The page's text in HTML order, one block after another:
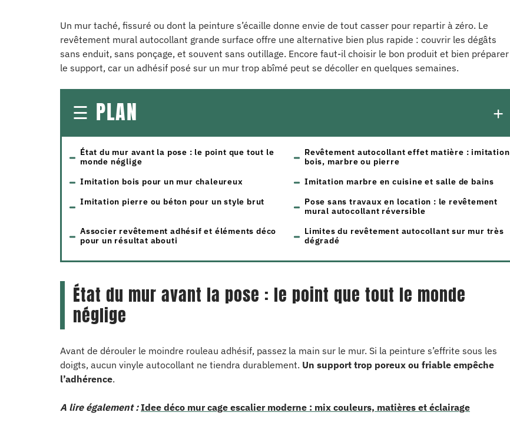
Un mur taché, fissuré ou dont la peinture s’écaille donne envie de tout casser pour repartir à zéro. Le
revêtement mural autocollant grande surface offre une alternative bien plus rapide : couvrir les dégâts
sans enduit, sans ponçage, et souvent sans outillage. Encore faut-il choisir le bon produit et bien préparer
le support, car un adhésif posé sur un mur trop abîmé peut se décoller en quelques semaines.
PLAN
État du mur avant la pose : le point que tout le
monde néglige
Revêtement autocollant effet matière : imitation
bois, marbre ou pierre
Imitation bois pour un mur chaleureux
Imitation marbre en cuisine et salle de bains
Imitation pierre ou béton pour un style brut
Pose sans travaux en location : le revêtement
mural autocollant réversible
Associer revêtement adhésif et éléments déco
pour un résultat abouti
Limites du revêtement autocollant sur mur très
dégradé
État du mur avant la pose : le point que tout le monde
néglige
Avant de dérouler le moindre rouleau adhésif, passez la main sur le mur. Si la peinture s’effrite sous les
doigts, aucun vinyle autocollant ne tiendra durablement. Un support trop poreux ou friable empêche
l’adhérence.
A lire également : Idee déco mur cage escalier moderne : mix couleurs, matières et éclairage